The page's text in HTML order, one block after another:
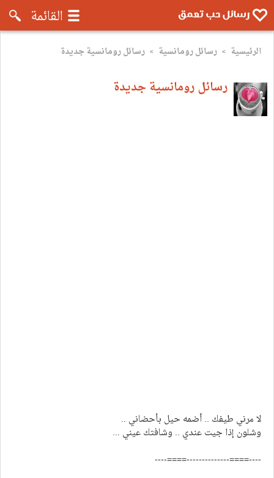
رسائل موبايل تعمق - رسائل حب
القائمة
الرئيسية > رسائل رومانسية > رسائل رومانسية جديدة
رسائل رومانسية جديدة
لا مرني طيفك .. أضمه حيل بأحضاني ..
وشلون إذا جيت عندي .. وشافتك عيني ...
----====--------------====----